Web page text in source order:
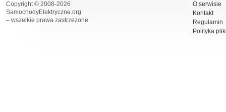
Copyright © 2008-2026
SamochodyElektryczne.org
– wszelkie prawa zastrzeżone
O serwisie
Kontakt
Regulamin
Polityka